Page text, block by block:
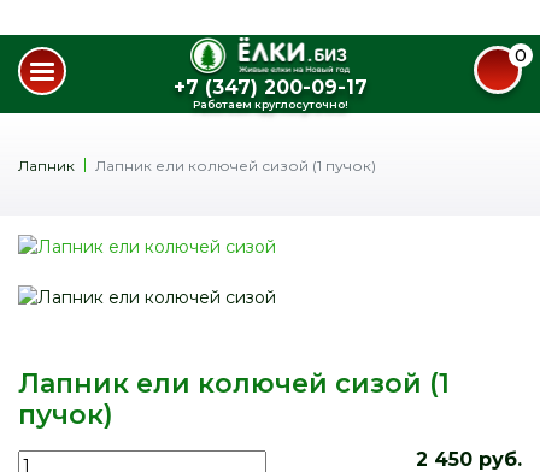
+7 (347) 200-09-17
Работаем круглосуточно!
0
Лапник Лапник ели колючей сизой (1 пучок)
Лапник ели колючей сизой (1
пучок)
2 450 руб.